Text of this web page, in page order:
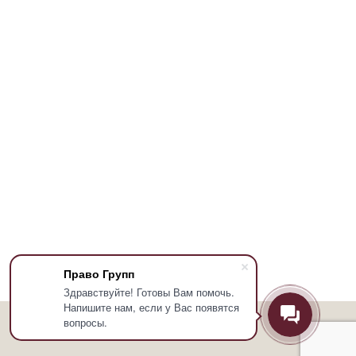
Право Групп
Здравствуйте! Готовы Вам помочь.
Напишите нам, если у Вас появятся
вопросы.